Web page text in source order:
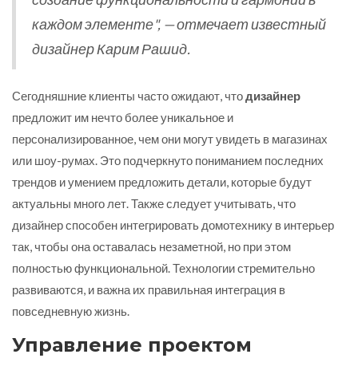
каждом элементе", — отмечает известный
дизайнер Карим Рашид.
Сегодняшние клиенты часто ожидают, чтодизайнер
предложит им нечто более уникальное и
персонализированное, чем они могут увидеть в магазинах
или шоу-румах. Это подчеркнуто пониманием последних
трендов и умением предложить детали, которые будут
актуальны много лет. Также следует учитывать, что
дизайнер способен интегрировать домотехнику в интерьер
так, чтобы она оставалась незаметной, но при этом
полностью функциональной. Технологии стремительно
развиваются, и важна их правильная интеграция в
повседневную жизнь.
Управление проектом